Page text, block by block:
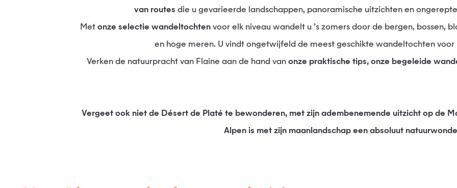
van routes die u gevarieerde landschappen, panoramische uitzichten en
Met onze selectie wandeltochtenvoor elk niveau wandelt u ’s zomers door de bergen, bossen,
en hoge meren. U vindt ongetwijfeld de meest geschikte wandeltochten
Verken de natuurpracht van Flaine aan de hand van onze praktische tips, onze begeleide
Vergeet ook niet de Désert de Platé te bewonderen, met zijn adembenemende uitzicht op de Mont Blanc. Dit verborgen pareltje in de
Alpen is met zijn maanlandschap een absoluut